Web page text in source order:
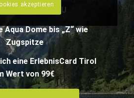
Tirol NEU
Aqua Dome bis „Z“ wie
Zugspitze
eine ErlebnisCard Tirol
Wert von 99€
akzeptieren